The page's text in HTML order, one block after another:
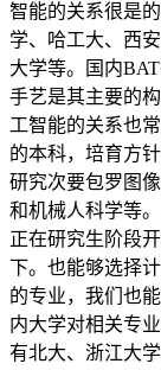
智能的关系很是
学、哈工大、西
大学等。国内
手艺是其主要的
工智能的关系也
的本科，培育方
研究次要包罗图
和机械人科学等
正在研究生阶段
下。也能够选择
的专业，我们也
内大学对相关专
有北大、浙江大